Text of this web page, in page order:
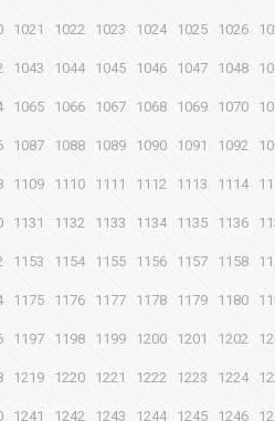
1021 1022 1023 1024 1025 1026
1043 1044 1045 1046 1047 1048
1065 1066 1067 1068 1069 1070
1087 1088 1089 1090 1091 1092
1109 1110 1111 1112 1113 1114
1131 1132 1133 1134 1135 1136
1153 1154 1155 1156 1157 1158
1175 1176 1177 1178 1179 1180
1197 1198 1199 1200 1201 1202
1219 1220 1221 1222 1223 1224
1241 1242 1243 1244 1245 1246